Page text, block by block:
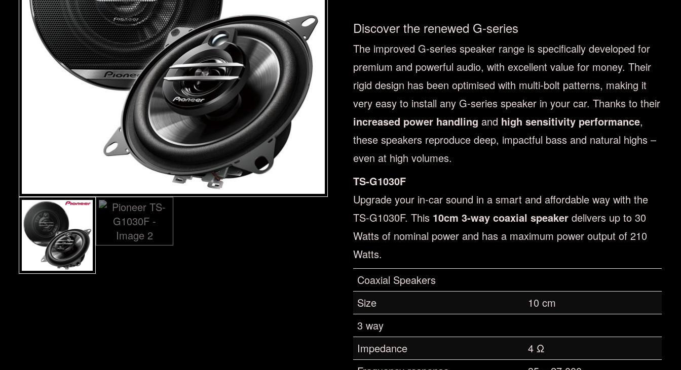
Discover the renewed G-series
The improved G-series speaker range is specifically developed for
premium and powerful audio, with excellent value for money. Their
rigid design has been optimised with multi-bolt patterns, making it
very easy to install any G-series speaker in your car. Thanks to their
increased power handling and high sensitivity performance,
these speakers reproduce deep, impactful bass and natural highs –
even at high volumes.
TS-G1030F
Upgrade your in-car sound in a smart and affordable way with the
TS-G1030F. This 10cm 3-way coaxial speaker delivers up to 30
Watts of nominal power and has a maximum power output of 210
Watts.
Coaxial Speakers
Size
10 cm
3 way
Impedance
4 Ω